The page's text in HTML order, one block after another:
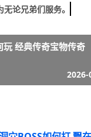
论兄弟们服务。
玩 经典传奇宝物传奇
2026-